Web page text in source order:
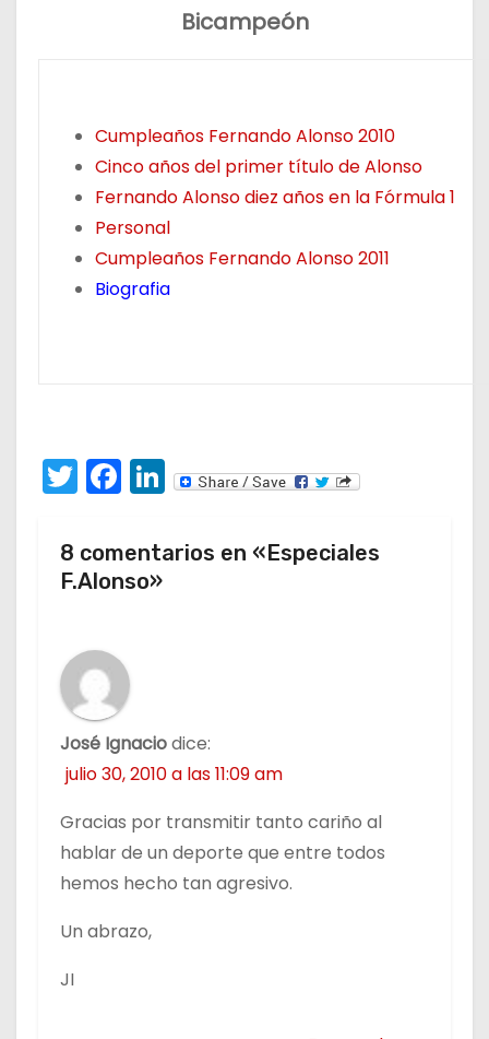
Bicampeón
Cumpleaños Fernando Alonso 2010
Cinco años del primer título de Alonso
Fernando Alonso diez años en la Fórmula 1
Personal
Cumpleaños Fernando Alonso 2011
Biografia
T
w
itt
er
F
a
c
e
o
o
k
Li
k
8 comentarios en «Especiales
F.Alonso»
José Ignaciodice:
julio 30, 2010 a las 11:09 am
Gracias por transmitir tanto cariño al
hablar de un deporte que entre todos
hemos hecho tan agresivo.
Un abrazo,
JI